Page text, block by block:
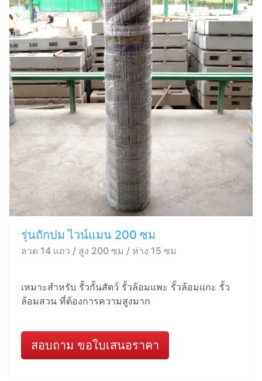
รุ่นถักปม ไวน์แมน 200 ซม
ลวด 14 แถว / สูง 200 ซม / ห่าง 15 ซม
เหมาะสำหรับ รั้วกั้นสัตว์ รั้วล้อมแพะ รั้วล้อมแกะ รั้ว
ล้อมสวน ที่ต้องการความสูงมาก
สอบถาม ขอใบเสนอราคา